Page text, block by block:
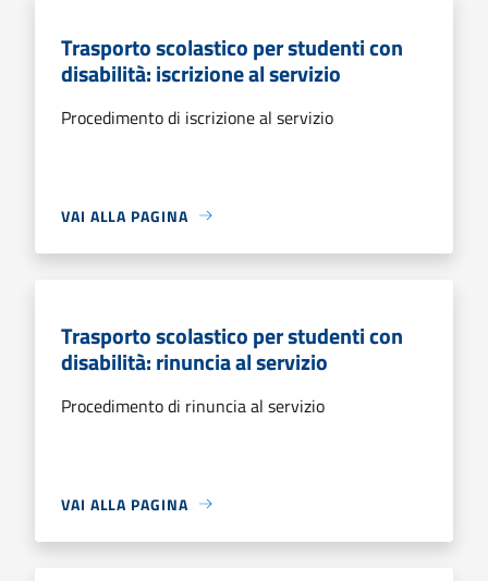
Trasporto scolastico per studenti con
disabilità: iscrizione al servizio
Procedimento di iscrizione al servizio
VAI ALLA PAGINA
Trasporto scolastico per studenti con
disabilità: rinuncia al servizio
Procedimento di rinuncia al servizio
VAI ALLA PAGINA